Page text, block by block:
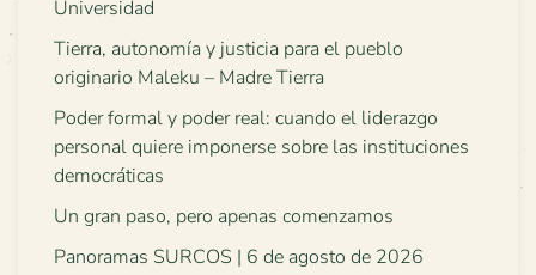
Universidad
Tierra, autonomía y justicia para el pueblo
originario Maleku – Madre Tierra
Poder formal y poder real: cuando el liderazgo
personal quiere imponerse sobre las instituciones
democráticas
Un gran paso, pero apenas comenzamos
Panoramas SURCOS | 6 de agosto de 2026